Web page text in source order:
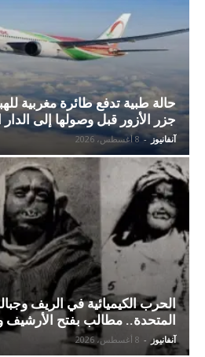
حالة طبية تدفع طائرة مغربية
جزر الأزور قبل وصولها إلى الدار
آنفانيوز - 8 أغسطس، 2026
الحرب الكيميائية في الريف
المتحدة.. مطالب بفتح الأرشيف
آنفانيوز - 8 أغسطس، 2026